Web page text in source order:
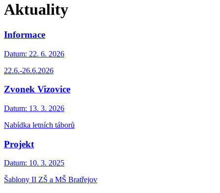
Aktuality
Informace
Datum: 22. 6. 2026
22.6.-26.6.2026
Zvonek Vizovice
Datum: 13. 3. 2026
Nabídka letních táborů
Projekt
Datum: 10. 3. 2025
Šablony II ZŠ a MŠ Bratřejov